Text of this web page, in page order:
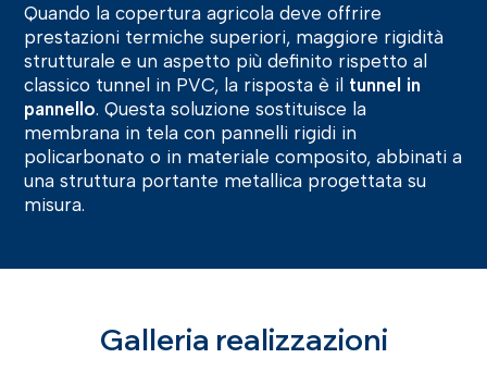
Quando la copertura agricola deve offrire
prestazioni termiche superiori, maggiore rigidità
strutturale e un aspetto più definito rispetto al
classico tunnel in PVC, la risposta è il tunnel in
pannello. Questa soluzione sostituisce la
membrana in tela con pannelli rigidi in
policarbonato o in materiale composito, abbinati a
una struttura portante metallica progettata su
misura.
Galleria realizzazioni